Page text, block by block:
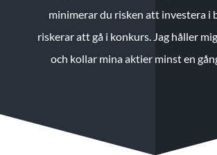
minimerar du risken att investera i
riskerar att gå i konkurs. Jag håller
och kollar mina aktier minst en